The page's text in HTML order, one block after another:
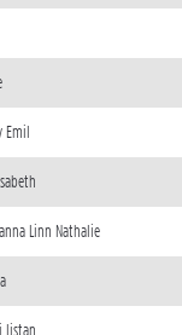
Emil
Linn Nathalie
listan